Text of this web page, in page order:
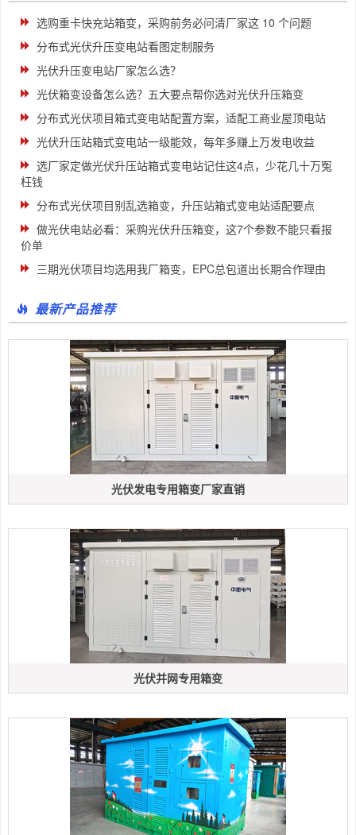
选购重卡快充站箱变，采购前务必问清厂家这 10 个问题
分布式光伏升压变电站看图定制服务
光伏升压变电站厂家怎么选？
光伏箱变设备怎么选？五大要点帮你选对光伏升压箱变
分布式光伏项目箱式变电站配置方案，适配工商业屋顶电站
光伏升压站箱式变电站一级能效，每年多赚上万发电收益
选厂家定做光伏升压站箱式变电站记住这4点，少花几十万冤
枉钱
分布式光伏项目别乱选箱变，升压站箱式变电站适配要点
做光伏电站必看：采购光伏升压箱变，这7个参数不能只看报
价单
三期光伏项目均选用我厂箱变，EPC总包道出长期合作理由
最新产品推荐
光伏发电专用箱变厂家直销
光伏并网专用箱变